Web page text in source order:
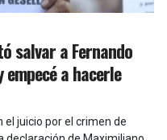
salvar a Fernando
empecé a hacerle
el juicio por el crimen de